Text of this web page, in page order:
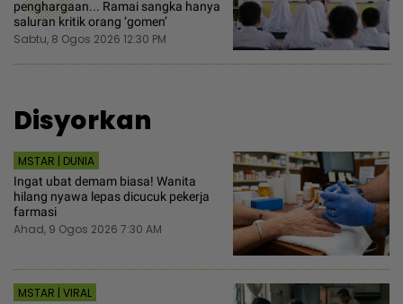
penghargaan... Ramai sangka hanya
saluran kritik orang ‘gomen’
Sabtu, 8 Ogos 2026 12:30 PM
Disyorkan
MSTAR | DUNIA
Ingat ubat demam biasa! Wanita
hilang nyawa lepas dicucuk pekerja
farmasi
Ahad, 9 Ogos 2026 7:30 AM
MSTAR | VIRAL